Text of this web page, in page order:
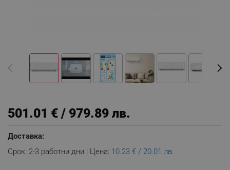
501.01 € / 979.89 лв.
Доставка:
Срок: 2-3 работни дни | Цена: 10.23 € / 20.01 лв.